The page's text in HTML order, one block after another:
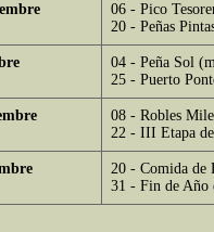
06 - Pico
20 - Peñas
04 - Peña Sol
25 - Puerto
08 - Robles
22 - III Etapa
20 - Comida de
31 - Fin de Año